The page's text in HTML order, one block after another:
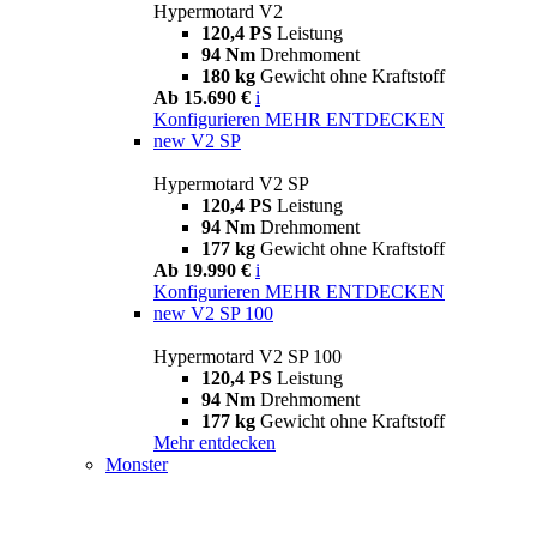
Hypermotard V2
120,4 PS Leistung
94 Nm Drehmoment
180 kg Gewicht ohne Kraftstoff
Ab 15.690 € i
Konfigurieren MEHR ENTDECKEN
new V2 SP
Hypermotard V2 SP
120,4 PS Leistung
94 Nm Drehmoment
177 kg Gewicht ohne Kraftstoff
Ab 19.990 € i
Konfigurieren MEHR ENTDECKEN
new V2 SP 100
Hypermotard V2 SP 100
120,4 PS Leistung
94 Nm Drehmoment
177 kg Gewicht ohne Kraftstoff
Mehr entdecken
Monster